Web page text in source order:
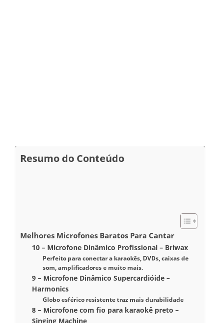
Resumo do Conteúdo
Melhores Microfones Baratos Para Cantar
10 – Microfone Dinâmico Profissional – Briwax
Perfeito para conectar a karaokês, DVDs, caixas de
som, amplificadores e muito mais.
9 – Microfone Dinâmico Supercardióide –
Harmonics
Globo esférico resistente traz mais durabilidade
8 – Microfone com fio para karaokê preto –
Singing Machine